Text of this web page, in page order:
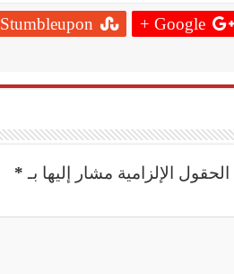
Google +
Stumbleupon
الحقول الإلزامية مشار إليها بـ *